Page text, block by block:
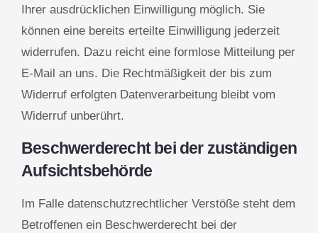
Ihrer ausdrücklichen Einwilligung möglich. Sie
können eine bereits erteilte Einwilligung jederzeit
widerrufen. Dazu reicht eine formlose Mitteilung per
E-Mail an uns. Die Rechtmäßigkeit der bis zum
Widerruf erfolgten Datenverarbeitung bleibt vom
Widerruf unberührt.
Beschwerderecht bei der zuständigen
Aufsichtsbehörde
Im Falle datenschutzrechtlicher Verstöße steht dem
Betroffenen ein Beschwerderecht bei der